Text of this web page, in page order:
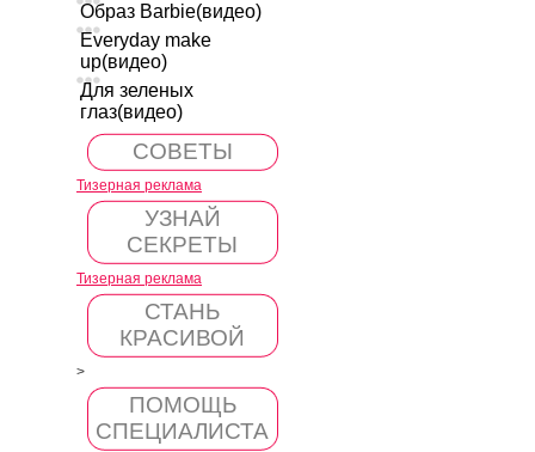
Образ Barbie(видео)
Everyday make
up(видео)
Для зеленых
глаз(видео)
СОВЕТЫ
Тизерная реклама
УЗНАЙ
СЕКРЕТЫ
Тизерная реклама
СТАНЬ
КРАСИВОЙ
>
ПОМОЩЬ
СПЕЦИАЛИСТА